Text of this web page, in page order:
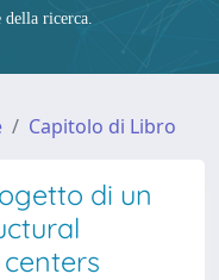
della ricerca.
Capitolo di Libro
di un